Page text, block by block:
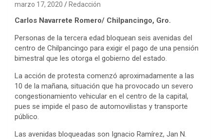
marzo 17, 2020 Redacción
Carlos Navarrete Romero/ Chilpancingo, Gro.
Personas de la tercera edad bloquean seis avenidas del
centro de Chilpancingo para exigir el pago de una pensión
bimestral que les otorga el gobierno del estado.
La acción de protesta comenzó aproximadamente a las
10 de la mañana, situación que ha provocado un severo
congestionamiento vehicular en el centro de la capital,
pues se impide el paso de automovilistas y transporte
público.
Las avenidas bloqueadas son Ignacio Ramírez, Jan N.